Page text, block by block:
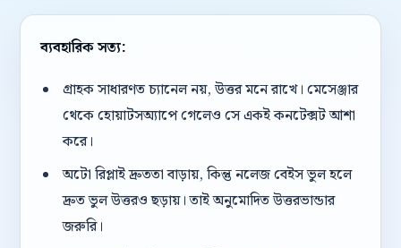
ব্যবহারিক সত্য:
গ্রাহক সাধারণত চ্যানেল নয়, উত্তর মনে রাখে। মেসেঞ্জার
থেকে হোয়াটসঅ্যাপে গেলেও সে একই কনটেক্সট আশা
করে।
অটো রিপ্লাই দ্রুততা বাড়ায়, কিন্তু নলেজ বেইস ভুল হলে
দ্রুত ভুল উত্তরও ছড়ায়। তাই অনুমোদিত উত্তরভান্ডার
জরুরি।